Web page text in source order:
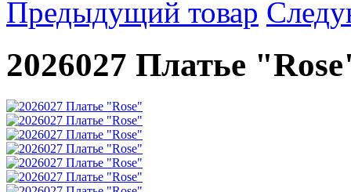
Предыдущий товар
2026027 Платье